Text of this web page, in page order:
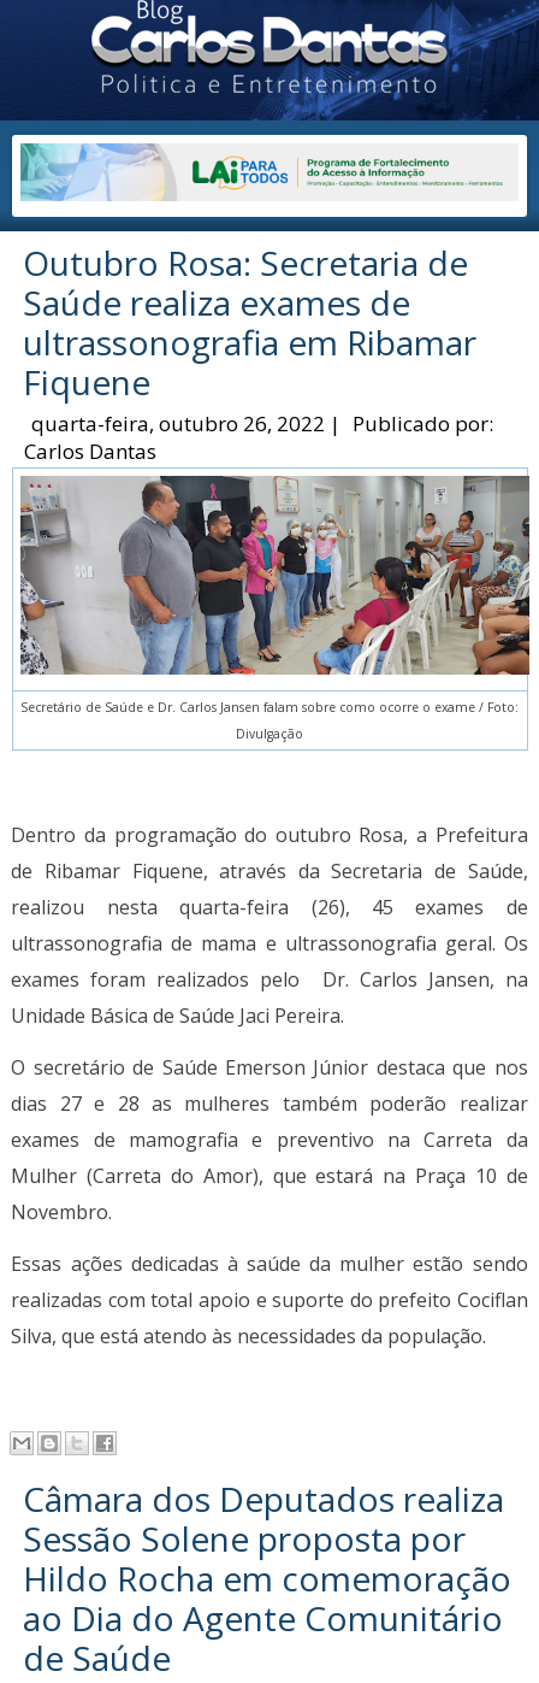
Outubro Rosa: Secretaria de
Saúde realiza exames de
ultrassonografia em Ribamar
Fiquene
quarta-feira, outubro 26, 2022 |
Publicado por:
Carlos Dantas
Secretário de Saúde e Dr. Carlos Jansen falam sobre como ocorre o exame / Foto:
Divulgação
Dentro da programação do outubro Rosa, a Prefeitura
de Ribamar Fiquene, através da Secretaria de Saúde,
realizou nesta quarta-feira (26), 45 exames de
ultrassonografia de mama e ultrassonografia geral. Os
exames foram realizados pelo Dr. Carlos Jansen, na
Unidade Básica de Saúde Jaci Pereira.
O secretário de Saúde Emerson Júnior destaca que nos
dias 27 e 28 as mulheres também poderão realizar
exames de mamografia e preventivo na Carreta da
Mulher (Carreta do Amor), que estará na Praça 10 de
Novembro.
Essas ações dedicadas à saúde da mulher estão sendo
realizadas com total apoio e suporte do prefeito Cociflan
Silva, que está atendo às necessidades da população.
Câmara dos Deputados realiza
Sessão Solene proposta por
Hildo Rocha em comemoração
ao Dia do Agente Comunitário
de Saúde